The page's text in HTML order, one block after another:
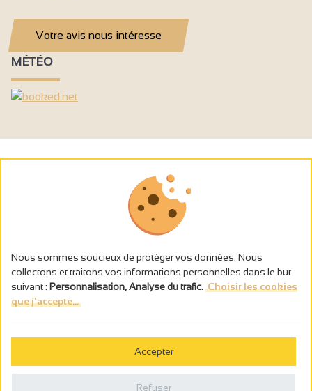
Votre avis nous intéresse
MÉTÉO
L’abus d’alcool est dangereux pour la santé, à consommer avec
Politique de confidentialité
Nous sommes soucieux de protéger vos données. Nous
collectons et traitons vos informations personnelles dans le but
suivant : Personnalisation, Analyse du trafic Choisir les cookies
que j'accepte...
Accepter
Refuser